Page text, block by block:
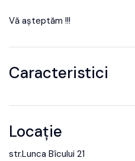
Vă așteptăm !!!
Caracteristici
Locație
str.Lunca Bîcului 21